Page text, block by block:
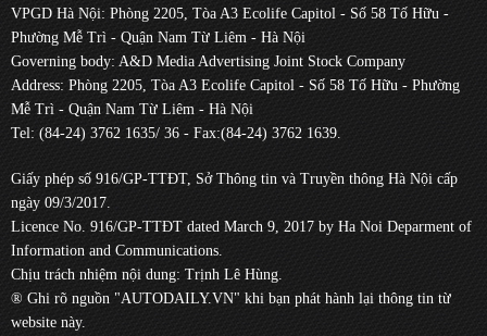
VPGD Hà Nội: Phòng 2205, Tòa A3 Ecolife Capitol - Số 58 Tố Hữu -
Phường Mễ Trì - Quận Nam Từ Liêm - Hà Nội
Governing body: A&D Media Advertising Joint Stock Company
Address: Phòng 2205, Tòa A3 Ecolife Capitol - Số 58 Tố Hữu - Phường
Mễ Trì - Quận Nam Từ Liêm - Hà Nội
Tel: (84-24) 3762 1635/ 36 - Fax:(84-24) 3762 1639.
Giấy phép số 916/GP-TTĐT, Sở Thông tin và Truyền thông Hà Nội cấp
ngày 09/3/2017.
Licence No. 916/GP-TTĐT dated March 9, 2017 by Ha Noi Deparment of
Information and Communications.
Chịu trách nhiệm nội dung: Trịnh Lê Hùng.
® Ghi rõ nguồn "AUTODAILY.VN" khi bạn phát hành lại thông tin từ
website này.